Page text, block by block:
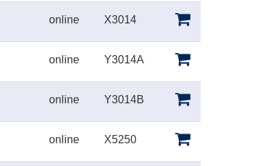
online X3014
online Y3014A
online Y3014B
online X5250